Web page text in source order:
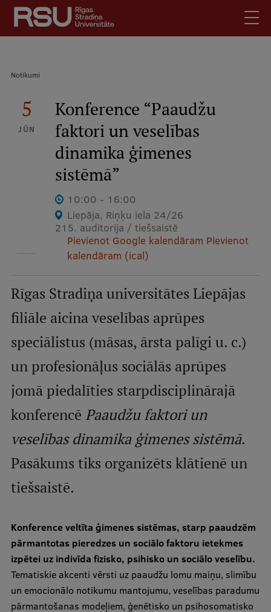
Pārlekt
galveno
saturu
Latviski
Meklēt Mobile
augšējā
izvēlne
Skolēniem
Studentiem
Absolventiem
Darbiniekiem
Bibliotēka
Kontakti
Mobile
galvenā
izvēlne
Studiju iespējas
Pamatstudiju programmas
Maģistra studiju programmas
Doktorantūra
Uzņemšana
Praktiska informācija
Par RSU
Studentu dzīve
Studiju norises vietas
Atpakaļceļš
Notikumi
5
JŪN
Konference “Paaudžu
faktori un veselības
dinamika ģimenes
sistēmā”
10:00 - 16:00
Liepāja, Riņķu iela 24/26
215. auditorija / tiešsaistē
Pievienot Google kalendāram Pievienot
kalendāram (ical)
Rīgas Stradiņa universitātes Liepājas
filiāle aicina veselības aprūpes
speciālistus (māsas, ārsta palīgi u. c.)
un profesionāļus sociālās aprūpes
jomā piedalīties starpdisciplinārajā
konferencē Paaudžu faktori un
veselības dinamika ģimenes sistēmā.
Pasākums tiks organizēts klātienē un
tiešsaistē.
Konference veltīta ģimenes sistēmas, starp paaudzēm
pārmantotas pieredzes un sociālo faktoru ietekmes
izpētei uz indivīda fizisko, psihisko un sociālo veselību.
Tematiskie akcenti vērsti uz paaudžu lomu maiņu, slimību
un emocionālo notikumu mantojumu, veselības paradumu
pārmantošanas modeļiem, ģenētisko un psihosomatisko